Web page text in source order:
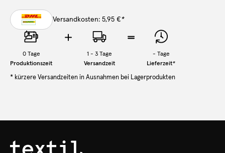
Versandkosten: 5,95 €*
0Tage
Produktionszeit
1 - 3 Tage
Versandzeit
- Tage
Lieferzeit*
* kürzere Versandzeiten in Ausnahmen bei Lagerprodukten